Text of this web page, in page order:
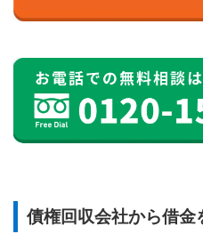
債権回収会社から借金